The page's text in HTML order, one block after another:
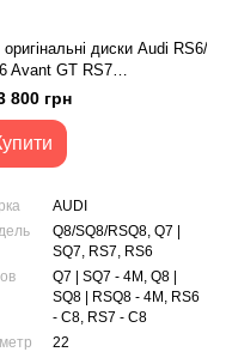
диски Audi RS6/
Avant GT RS7
RSQ8 Q7/SQ7 GT
(4K0601025DP)
800 грн
AUDI
Q8/SQ8/RSQ8, Q7 |
SQ7, RS7, RS6
Q7 | SQ7 - 4M, Q8 |
SQ8 | RSQ8 - 4M, RS6
- C8, RS7 - C8
22